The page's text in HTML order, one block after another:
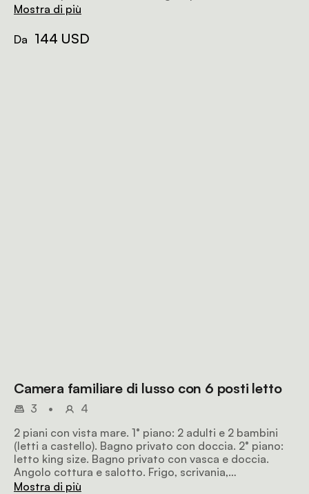
piatto con pacchetto DSTV hotel, cassaforte in
Mostra di più
Da 144 USD
Camera familiare di lusso con 6 posti letto
3 •
4
2 piani con vista mare. 1° piano: 2 adulti e 2 bambini
(letti a castello). Bagno privato con doccia. 2° piano:
letto king size. Bagno privato con vasca e doccia.
Angolo cottura e salotto. Frigo, scrivania,
riscaldamento, bollitore per tè e caffè, asciugacapelli,
Mostra di più